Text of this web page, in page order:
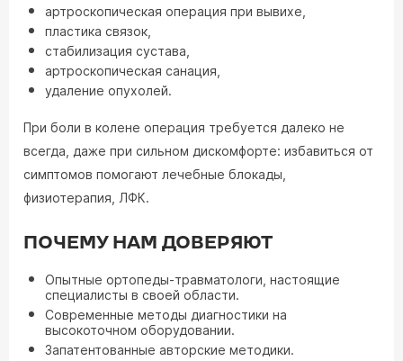
артроскопическая операция при вывихе,
пластика связок,
стабилизация сустава,
артроскопическая санация,
удаление опухолей.
При боли в колене операция требуется далеко не
всегда, даже при сильном дискомфорте: избавиться от
симптомов помогают лечебные блокады,
физиотерапия, ЛФК.
ПОЧЕМУ НАМ ДОВЕРЯЮТ
Опытные ортопеды-травматологи, настоящие
специалисты в своей области.
Современные методы диагностики на
высокоточном оборудовании.
Запатентованные авторские методики.